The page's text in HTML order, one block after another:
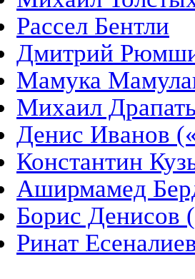
Рассел Бентли
Дмитрий
Мамука
Михаил
Денис Иванов
Константин
Аширмамед
Борис Денисов
Ринат